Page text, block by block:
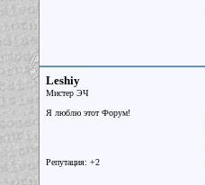
Leshiy
Мистер ЭЧ
Я люблю этот Форум!
Репутация: +2